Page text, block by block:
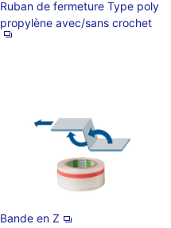
Ruban de fermeture Type poly
propylène avec/sans crochet
Bande en Z